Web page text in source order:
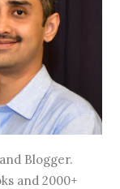
Blogger.
and 2000+